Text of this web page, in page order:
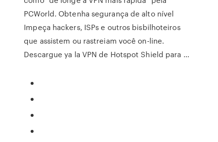
PCWorld. Obtenha segurança de alto nível
Impeça hackers, ISPs e outros bisbilhoteiros
que assistem ou rastreiam você on-line.
Descargue ya la VPN de Hotspot Shield para …